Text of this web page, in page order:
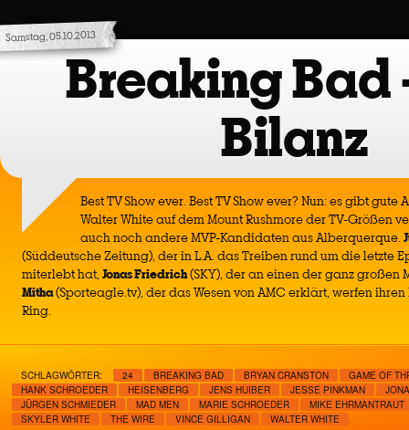
Samstag, 05.10.2013
Breaking Bad
Bilanz
Best TV Show ever. Best TV Show ever? Nun: es gibt
Walter White auf dem Mount Rushmore der TV-Größen
auch noch andere MVP-Kandidaten aus Alberquerque.
(Süddeutsche Zeitung), der in L.A. das Treiben rund um die letzte
miterlebt hat, Jonas Friedrich(SKY), der an einen der ganz großen
Mitha(Sporteagle.tv), der das Wesen von AMC erklärt, werfen
Ring.
SCHLAGWÖRTER: 24 BREAKING BAD BRYAN CRANSTON
GAME OF
HANK SCHROEDER
HEISENBERG JENS HUIBER JESSE PINKMAN
JÜRGEN SCHMIEDER
MAD MEN MARIE SCHROEDER
MIKE EHRMANTRAUT
SKYLER WHITE
THE WIRE VINCE GILLIGAN WALTER WHITE